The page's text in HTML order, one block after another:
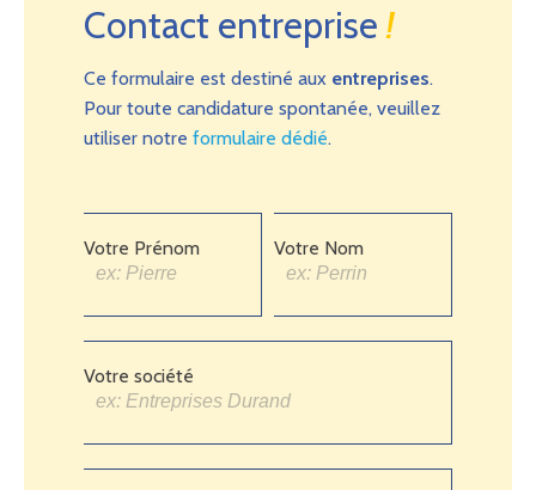
Contact entreprise!
Ce formulaire est destiné aux entreprises.
Pour toute candidature spontanée, veuillez
utiliser notre formulaire dédié.
Votre Prénom Votre Nom
Votre société